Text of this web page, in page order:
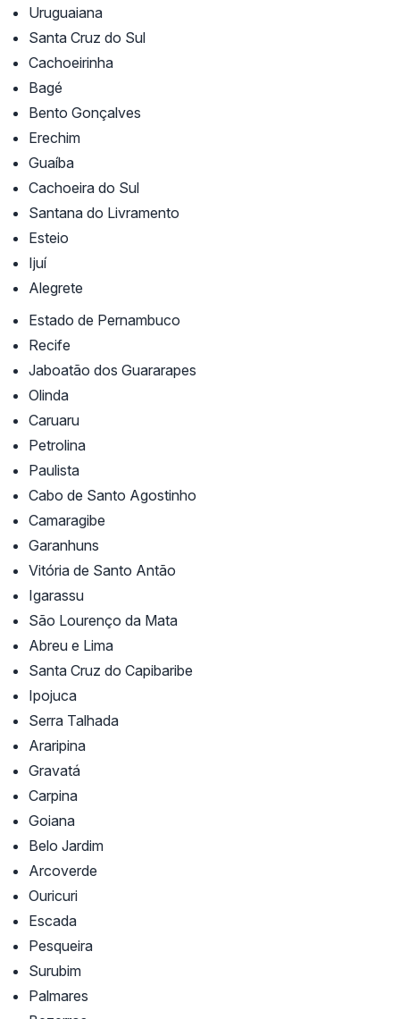
Uruguaiana
Santa Cruz do Sul
Cachoeirinha
Bagé
Bento Gonçalves
Erechim
Guaíba
Cachoeira do Sul
Santana do Livramento
Esteio
Ijuí
Alegrete
Estado de Pernambuco
Recife
Jaboatão dos Guararapes
Olinda
Caruaru
Petrolina
Paulista
Cabo de Santo Agostinho
Camaragibe
Garanhuns
Vitória de Santo Antão
Igarassu
São Lourenço da Mata
Abreu e Lima
Santa Cruz do Capibaribe
Ipojuca
Serra Talhada
Araripina
Gravatá
Carpina
Goiana
Belo Jardim
Arcoverde
Ouricuri
Escada
Pesqueira
Surubim
Palmares